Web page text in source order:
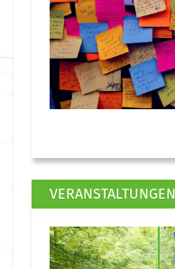
VERANSTALTUNGEN